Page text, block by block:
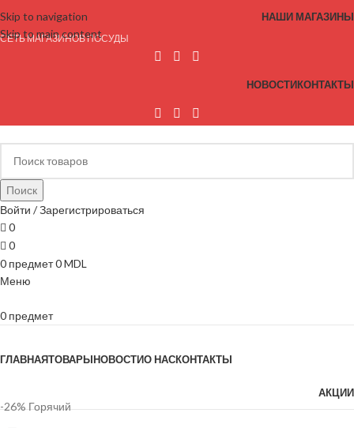
Skip to navigation
Skip to main content
НАШИ МАГАЗИНЫ
СЕТЬ МАГАЗИНОВ ПОСУДЫ
НОВОСТИКОНТАКТЫ
Поиск
Войти / Зарегистрироваться
0
0
0 предмет0MDL
Меню
0 предмет
ГЛАВНАЯТОВАРЫНОВОСТИО НАСКОНТАКТЫ
АКЦИИ
-26% Горячий